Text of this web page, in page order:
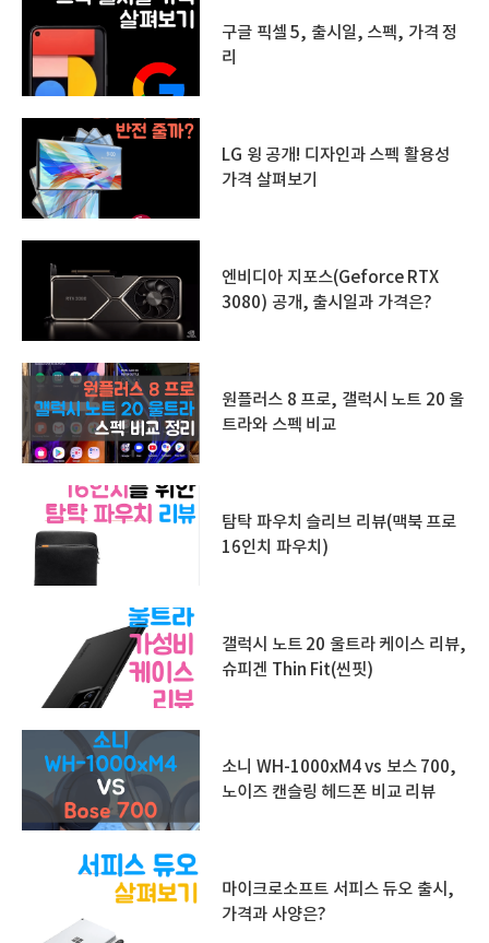
구글 픽셀 5, 출시일, 스펙, 가격 정
리
LG 윙 공개! 디자인과 스펙 활용성
가격 살펴보기
엔비디아 지포스(Geforce RTX
3080) 공개, 출시일과 가격은?
원플러스 8 프로, 갤럭시 노트 20 울
트라와 스펙 비교
탐탁 파우치 슬리브 리뷰(맥북 프로
16인치 파우치)
갤럭시 노트 20 울트라 케이스 리뷰,
슈피겐 Thin Fit(씬핏)
소니 WH-1000xM4 vs 보스 700,
노이즈 캔슬링 헤드폰 비교 리뷰
마이크로소프트 서피스 듀오 출시,
가격과 사양은?